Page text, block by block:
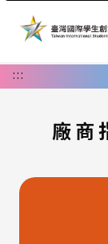
:::
廠商